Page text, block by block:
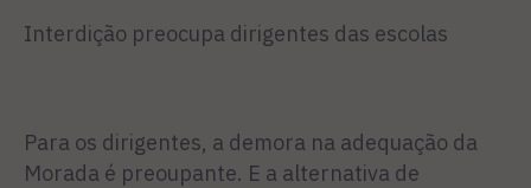
Interdição preocupa dirigentes das escolas
Para os dirigentes, a demo­ra na adequação da
Morada é preoupante. E a alternativa de